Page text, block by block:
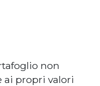
non
ai propri valori